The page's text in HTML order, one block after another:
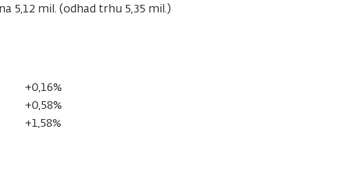
5,12 mil. (odhad trhu 5,35 mil.)
+0,16%
+0,58%
+1,58%